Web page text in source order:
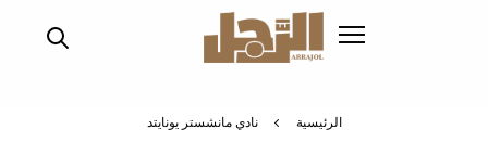
الرئيسية نادي مانشستر يونايتد